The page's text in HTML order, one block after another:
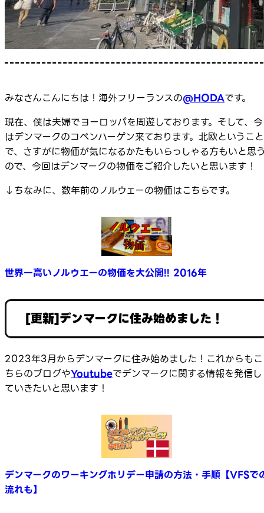
みなさんこんにちは！海外フリーランスの@HODAです。
現在、僕は夫婦でヨーロッパを周遊しております。そして、今
はデンマークのコペンハーゲン来ております。北欧ということ
で、さすがに物価が気になるかたもいらっしゃる方もいと思
ので、今回はデンマークの物価をご紹介したいと思います！
↓ちなみに、数年前のノルウェーの物価はこちらです。
世界一高いノルウエーの物価を大公開!! 2016年
[更新]デンマークに住み始めました！
2023年3月からデンマークに住み始めました！これからもこ
ちらのブログやYoutubeでデンマークに関する情報を発信し
ていきたいと思います！
デンマークのワーキングホリデー申請の方法・手順【VFSで
流れも】